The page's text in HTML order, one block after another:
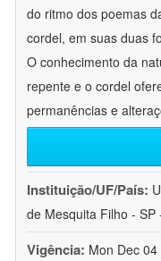
do ritmo dos poemas
cordel, em suas duas
O conhecimento da
repente e o cordel
permanências e
Instituição/UF/País:
de Mesquita Filho - SP
Vigência: Mon Dec